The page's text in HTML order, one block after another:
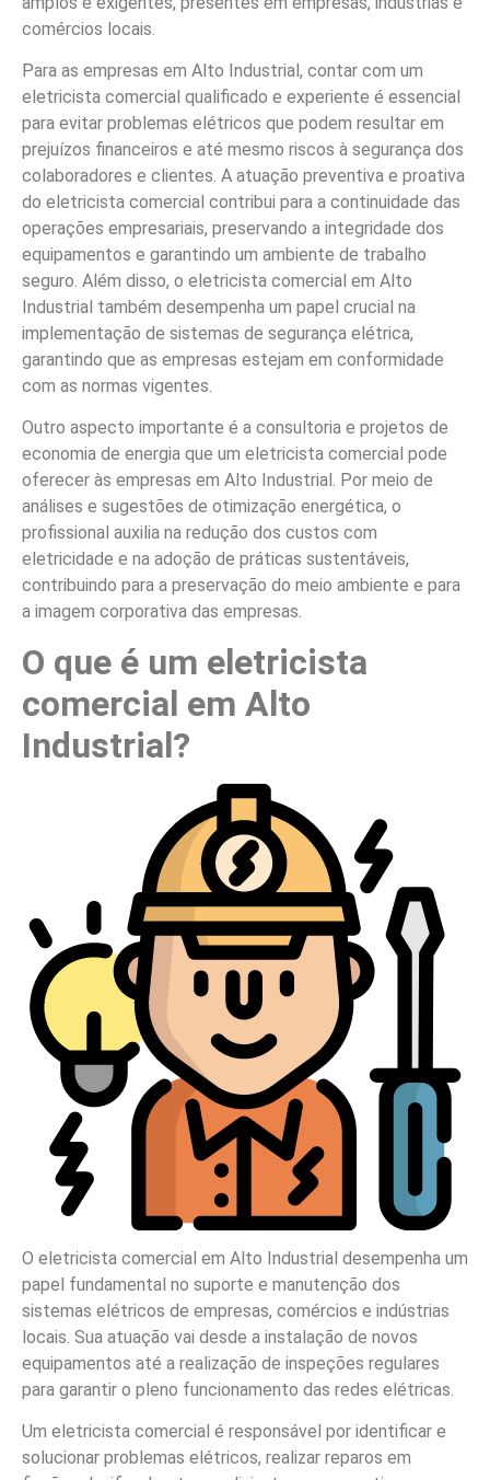
comércios locais.
Para as empresas em Alto Industrial, contar com um
eletricista comercial qualificado e experiente é essencial
para evitar problemas elétricos que podem resultar em
prejuízos financeiros e até mesmo riscos à segurança dos
colaboradores e clientes. A atuação preventiva e proativa
do eletricista comercial contribui para a continuidade das
operações empresariais, preservando a integridade dos
equipamentos e garantindo um ambiente de trabalho
seguro. Além disso, o eletricista comercial em Alto
Industrial também desempenha um papel crucial na
implementação de sistemas de segurança elétrica,
garantindo que as empresas estejam em conformidade
com as normas vigentes.
Outro aspecto importante é a consultoria e projetos de
economia de energia que um eletricista comercial pode
oferecer às empresas em Alto Industrial. Por meio de
análises e sugestões de otimização energética, o
profissional auxilia na redução dos custos com
eletricidade e na adoção de práticas sustentáveis,
contribuindo para a preservação do meio ambiente e para
a imagem corporativa das empresas.
O que é um eletricista
comercial em Alto
Industrial?
O eletricista comercial em Alto Industrial desempenha um
papel fundamental no suporte e manutenção dos
sistemas elétricos de empresas, comércios e indústrias
locais. Sua atuação vai desde a instalação de novos
equipamentos até a realização de inspeções regulares
para garantir o pleno funcionamento das redes elétricas.
Um eletricista comercial é responsável por identificar e
solucionar problemas elétricos, realizar reparos em